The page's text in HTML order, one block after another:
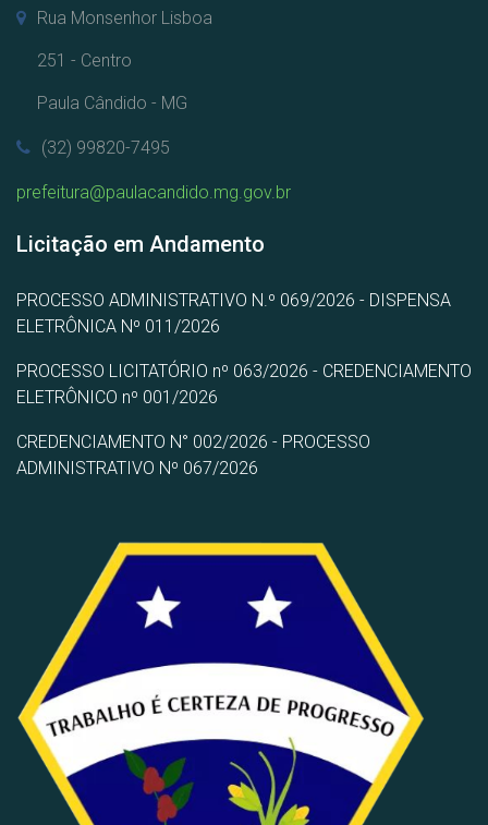
Rua Monsenhor Lisboa
251 - Centro
Paula Cândido - MG
(32) 99820-7495
prefeitura@paulacandido.mg.gov.br
Licitação em Andamento
PROCESSO ADMINISTRATIVO N.º 069/2026 - DISPENSA
ELETRÔNICA Nº 011/2026
PROCESSO LICITATÓRIO nº 063/2026 - CREDENCIAMENTO
ELETRÔNICO nº 001/2026
CREDENCIAMENTO N° 002/2026 - PROCESSO
ADMINISTRATIVO Nº 067/2026